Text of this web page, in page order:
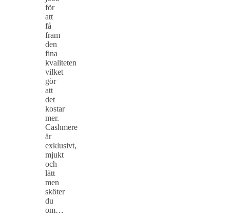
för
att
få
fram
den
fina
kvaliteten
vilket
gör
att
det
kostar
mer.
Cashmere
är
exklusivt,
mjukt
och
lätt
men
sköter
du
om…